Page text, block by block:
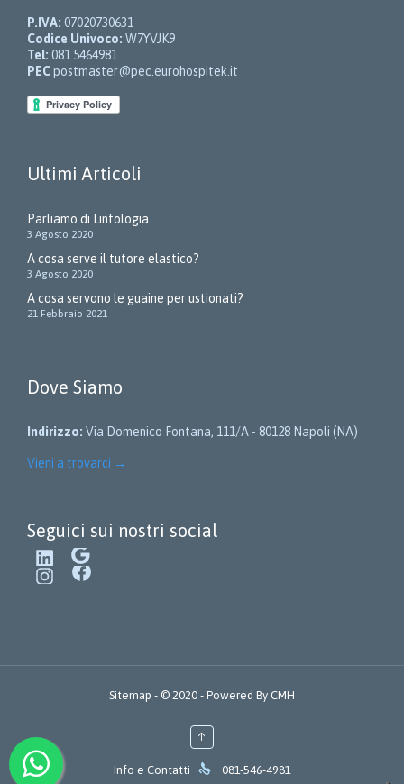
P.IVA: 07020730631
Codice Univoco: W7YVJK9
Tel: 081 5464981
PECpostmaster@pec.eurohospitek.it
Ultimi Articoli
Parliamo di Linfologia
3 Agosto 2020
A cosa serve il tutore elastico?
3 Agosto 2020
A cosa servono le guaine per ustionati?
21 Febbraio 2021
Dove Siamo
Indirizzo: Via Domenico Fontana, 111/A - 80128 Napoli (NA)
Vieni a trovarci →
Seguici sui nostri social
LinkedIn Google
InstagramFacebook
Sitemap - © 2020 - Powered By CMH
↑
Info e Contatti  081-546-4981